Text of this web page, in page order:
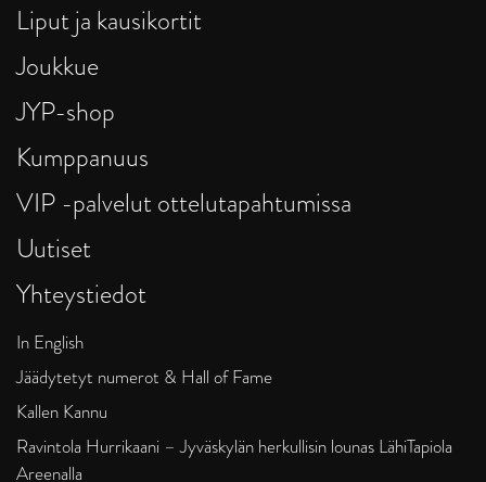
Liput ja kausikortit
Joukkue
JYP-shop
Kumppanuus
VIP -palvelut ottelutapahtumissa
Uutiset
Yhteystiedot
In English
Jäädytetyt numerot & Hall of Fame
Kallen Kannu
Ravintola Hurrikaani – Jyväskylän herkullisin lounas LähiTapiola
Areenalla